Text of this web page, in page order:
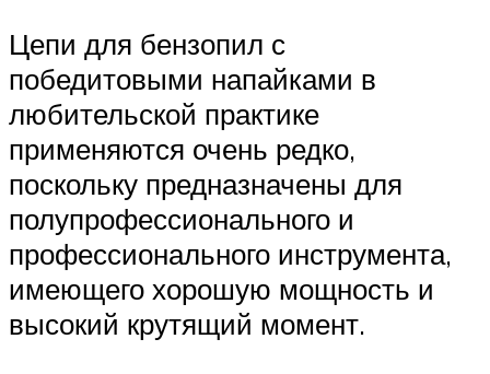
Цепи для бензопил с
победитовыми напайками в
любительской практике
применяются очень редко,
поскольку предназначены для
полупрофессионального и
профессионального инструмента,
имеющего хорошую мощность и
высокий крутящий момент.